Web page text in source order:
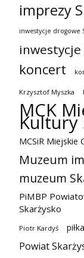
imprezy
inwestycje drogowe
inwestycje
koncert
Krzysztof Myszka
MCK
Kultury
MCSiR Miejskie
Muzeum
muzeum
PiMBP
Skarżysko
Piotr Kardyś
Powiat